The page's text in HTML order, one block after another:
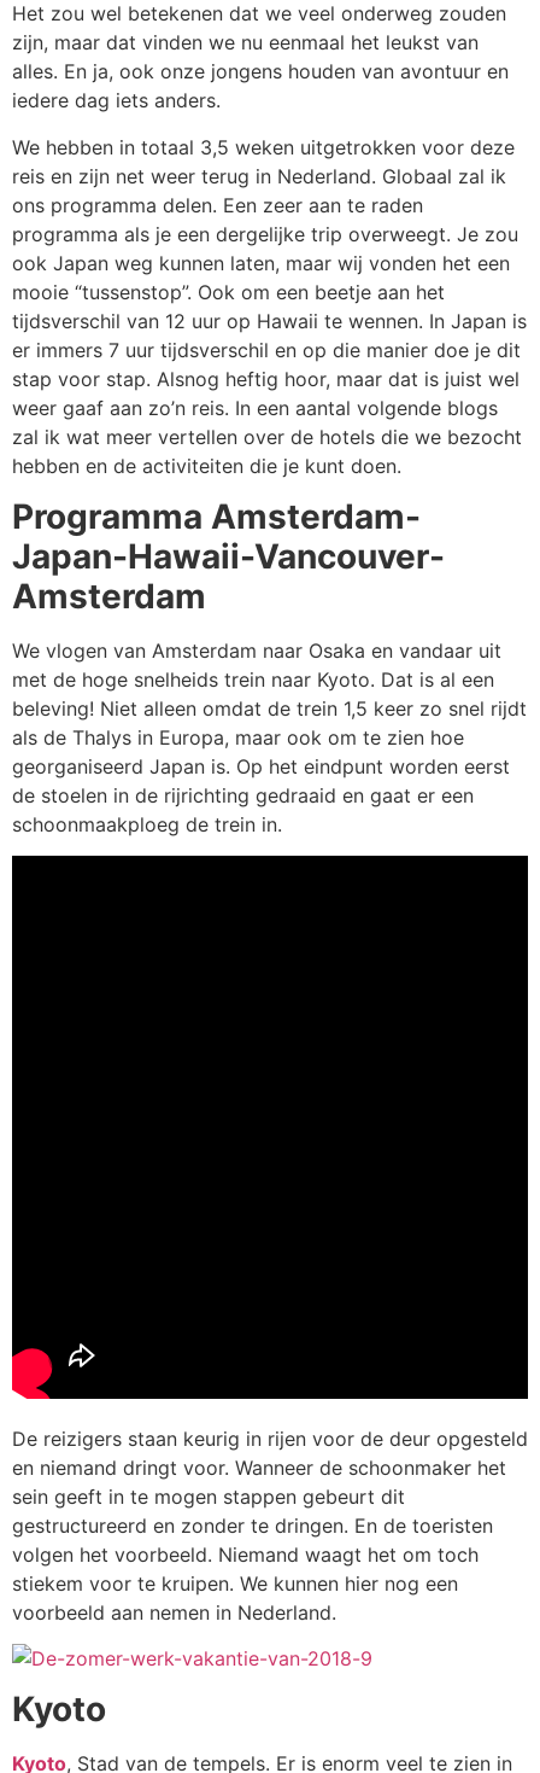
Het zou wel betekenen dat we veel onderweg zouden
zijn, maar dat vinden we nu eenmaal het leukst van
alles. En ja, ook onze jongens houden van avontuur en
iedere dag iets anders.
We hebben in totaal 3,5 weken uitgetrokken voor deze
reis en zijn net weer terug in Nederland. Globaal zal ik
ons programma delen. Een zeer aan te raden
programma als je een dergelijke trip overweegt. Je zou
ook Japan weg kunnen laten, maar wij vonden het een
mooie “tussenstop”. Ook om een beetje aan het
tijdsverschil van 12 uur op Hawaii te wennen. In Japan is
er immers 7 uur tijdsverschil en op die manier doe je dit
stap voor stap. Alsnog heftig hoor, maar dat is juist wel
weer gaaf aan zo’n reis. In een aantal volgende blogs
zal ik wat meer vertellen over de hotels die we bezocht
hebben en de activiteiten die je kunt doen.
Programma Amsterdam-
Japan-Hawaii-Vancouver-
Amsterdam
We vlogen van Amsterdam naar Osaka en vandaar uit
met de hoge snelheids trein naar Kyoto. Dat is al een
beleving! Niet alleen omdat de trein 1,5 keer zo snel rijdt
als de Thalys in Europa, maar ook om te zien hoe
georganiseerd Japan is. Op het eindpunt worden eerst
de stoelen in de rijrichting gedraaid en gaat er een
schoonmaakploeg de trein in.
De reizigers staan keurig in rijen voor de deur opgesteld
en niemand dringt voor. Wanneer de schoonmaker het
sein geeft in te mogen stappen gebeurt dit
gestructureerd en zonder te dringen. En de toeristen
volgen het voorbeeld. Niemand waagt het om toch
stiekem voor te kruipen. We kunnen hier nog een
voorbeeld aan nemen in Nederland.
Kyoto
Kyoto, Stad van de tempels. Er is enorm veel te zien in